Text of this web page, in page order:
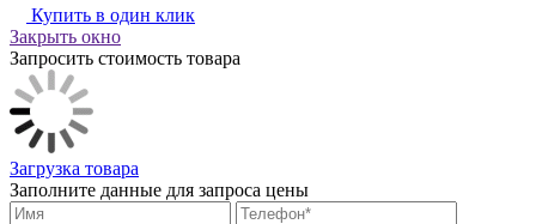
Купить в один клик
Закрыть окно
Запросить стоимость товара
Загрузка товара
Заполните данные для запроса цены